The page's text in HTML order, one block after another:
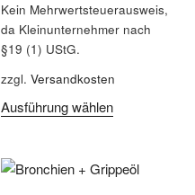
Kein Mehrwertsteuerausweis,
da Kleinunternehmer nach
§19 (1) UStG.
zzgl. Versandkosten
Ausführung wählenDieses
mehrere